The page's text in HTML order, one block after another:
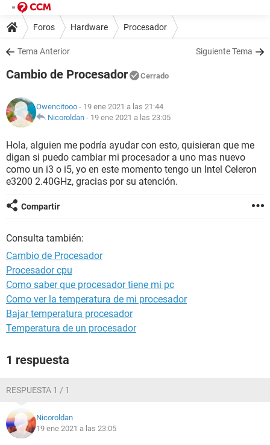
Foros Hardware Procesador
Tema Anterior Siguiente Tema
Cambio de Procesador Cerrado
Owencitooo - 19 ene 2021 a las 21:44
Nicoroldan - 19 ene 2021 a las 23:05
Hola, alguien me podría ayudar con esto, quisieran que me
digan si puedo cambiar mi procesador a uno mas nuevo
como un i3 o i5, yo en este momento tengo un Intel Celeron
e3200 2.40GHz, gracias por su atención.
Compartir
Consulta también:
Cambio de Procesador
Procesador cpu
Como saber que procesador tiene mi pc
Como ver la temperatura de mi procesador
Bajar temperatura procesador
Temperatura de un procesador
1 respuesta
RESPUESTA 1 / 1
Nicoroldan
19 ene 2021 a las 23:05